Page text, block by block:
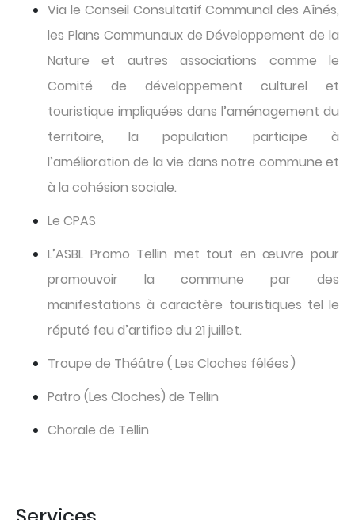
Via le Conseil Consultatif Communal des Aînés,
les Plans Communaux de Développement de la
Nature et autres associations comme le
Comité de développement culturel et
touristique impliquées dans l’aménagement du
territoire, la population participe à
l’amélioration de la vie dans notre commune et
à la cohésion sociale.
Le CPAS
L’ASBL Promo Tellin met tout en œuvre pour
promouvoir la commune par des
manifestations à caractère touristiques tel le
réputé feu d’artifice du 21 juillet.
Troupe de Théâtre ( Les Cloches fêlées )
Patro (Les Cloches) de Tellin
Chorale de Tellin